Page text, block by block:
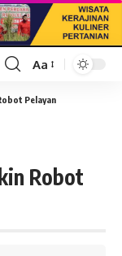
Font
Resizer
Aa
Pelayan
Robot